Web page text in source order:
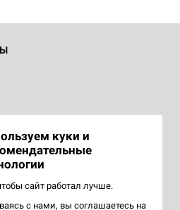
куки и
сайт работал лучше.
с нами, вы соглашаетесь на